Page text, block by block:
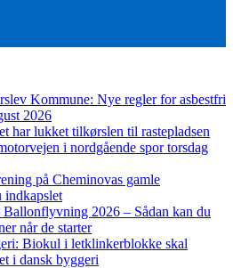
Kommune: Nye regler for asbestfri
2026
har lukket tilkørslen til rastepladsen
i nordgående spor torsdag
på Cheminovas gamle
indkapslet
2026 – Sådan kan du
når de starter
Biokul i letklinkerblokke skal
i dansk byggeri